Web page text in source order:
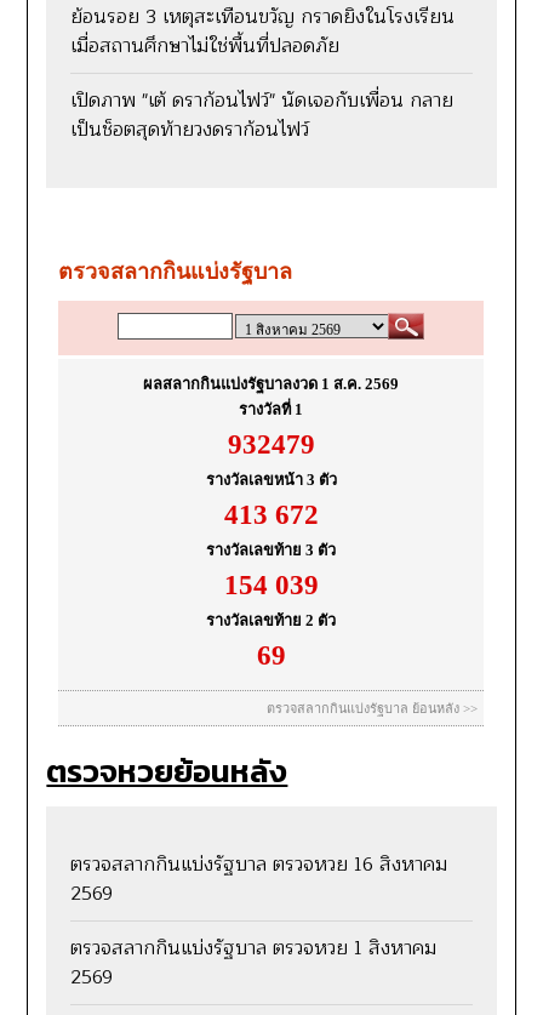
ย้อนรอย 3 เหตุสะเทือนขวัญ กราดยิงในโรงเรียน
เมื่อสถานศึกษาไม่ใช่พื้นที่ปลอดภัย
เปิดภาพ "เต้ ดราก้อนไฟว์" นัดเจอกับเพื่อน กลาย
เป็นช็อตสุดท้ายวงดราก้อนไฟว์
ตรวจหวยย้อนหลัง
ตรวจสลากกินแบ่งรัฐบาล ตรวจหวย 16 สิงหาคม
2569
ตรวจสลากกินแบ่งรัฐบาล ตรวจหวย 1 สิงหาคม
2569